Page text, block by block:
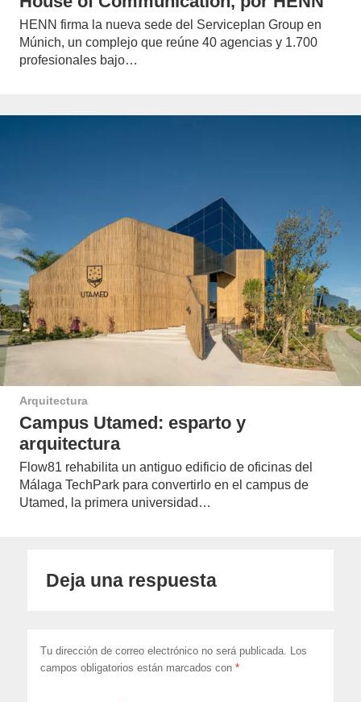
HENN firma la nueva sede del Serviceplan Group en
Múnich, un complejo que reúne 40 agencias y 1.700
profesionales bajo…
Arquitectura
Campus Utamed: esparto y
arquitectura
Flow81 rehabilita un antiguo edificio de oficinas del
Málaga TechPark para convertirlo en el campus de
Utamed, la primera universidad…
Deja una respuesta
Tu dirección de correo electrónico no será publicada. Los
campos obligatorios están marcados con*